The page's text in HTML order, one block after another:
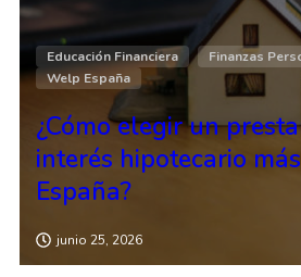
Educación Financiera
Finanzas
Welp España
¿Cómo elegir un
interés hipotecario
España?
junio 25, 2026